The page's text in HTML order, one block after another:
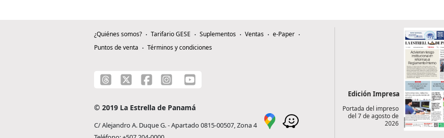
¿Quiénes somos? Tarifario GESE Suplementos Ventas
e-Paper
Puntos de venta
Términos y condiciones
© 2019 La Estrella de Panamá
C/ Alejandro A. Duque G. - Apartado 0815-00507, Zona 4
Edición Impresa
Portada del impreso
del 7 de agosto de
2026